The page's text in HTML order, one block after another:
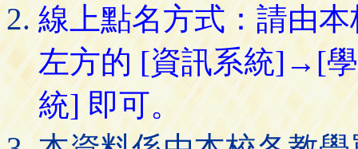
線上點名方式：請由
左方的 [資訊系統]→[
統] 即可。